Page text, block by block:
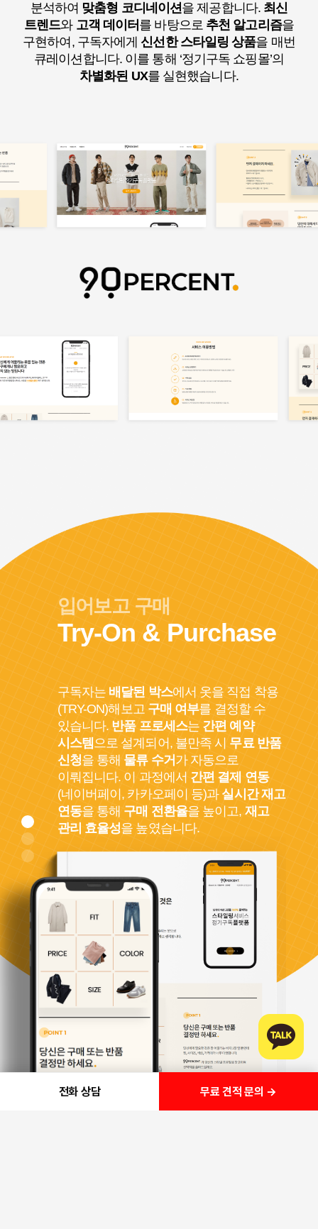
분석하여 맞춤형 코디네이션 을 제공합니다. 최신
트렌드와 고객 데이터 를 바탕으로 추천 알고리즘을
구현하여,구독자에게 신선한 스타일링 상품을 매번
큐레이션합니다. 이를 통해 ‘정기구독 쇼핑몰’의
차별화된 UX를 실현했습니다.
입어보고 구매
Try-On & Purchase 기능으로 구독자는 직접 옷을 착용 후
Try-On & Purchase
구독자는 배달된 박스에서 옷을 직접 착용
(TRY-ON)해보고 구매 여부를 결정할 수
있습니다. 반품 프로세스는 간편 예약
시스템 으로 설계되어,불만족 시 무료 반품
신청을 통해 물류 수거 가 자동으로
이뤄집니다. 이 과정에서 간편 결제 연동
(네이버페이, 카카오페이 등)과 실시간 재고
연동을 통해구매 전환율을 높이고, 재고
관리 효율성을 높였습니다.
전화 상담 무료 견적 문의 →